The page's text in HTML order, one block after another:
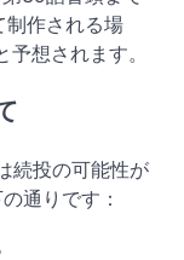
制作される場
想されます。
続投の可能性が
通りです：